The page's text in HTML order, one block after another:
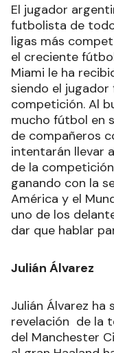
El jugador
futbolista de
ligas más
el creciente
Miami le ha
siendo el
competición. Al
mucho fútbol en
de compañeros
intentarán llevar
de la
ganando con la
América y el
uno de los
dar que hablar
Julián Álvarez
Julián Álvarez ha
revelación de la
del Manchester